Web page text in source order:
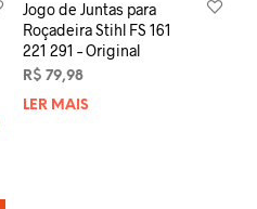
Jogo de Juntas para
Roçadeira Stihl FS 161
221 291 – Original
R$ 79,98
LER MAIS